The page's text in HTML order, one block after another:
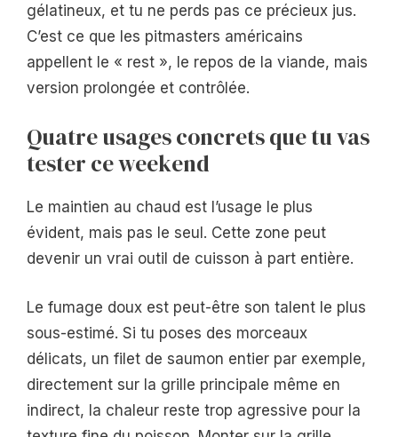
gélatineux, et tu ne perds pas ce précieux jus.
C’est ce que les pitmasters américains
appellent le « rest », le repos de la viande, mais
version prolongée et contrôlée.
Quatre usages concrets que tu vas
tester ce weekend
Le maintien au chaud est l’usage le plus
évident, mais pas le seul. Cette zone peut
devenir un vrai outil de cuisson à part entière.
Le fumage doux est peut-être son talent le plus
sous-estimé. Si tu poses des morceaux
délicats, un filet de saumon entier par exemple,
directement sur la grille principale même en
indirect, la chaleur reste trop agressive pour la